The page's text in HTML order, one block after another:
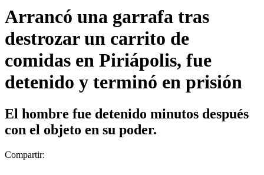
Arrancó una garrafa tras
destrozar un carrito de
comidas en Piriápolis, fue
detenido y terminó en prisión
El hombre fue detenido minutos después
con el objeto en su poder.
Compartir: